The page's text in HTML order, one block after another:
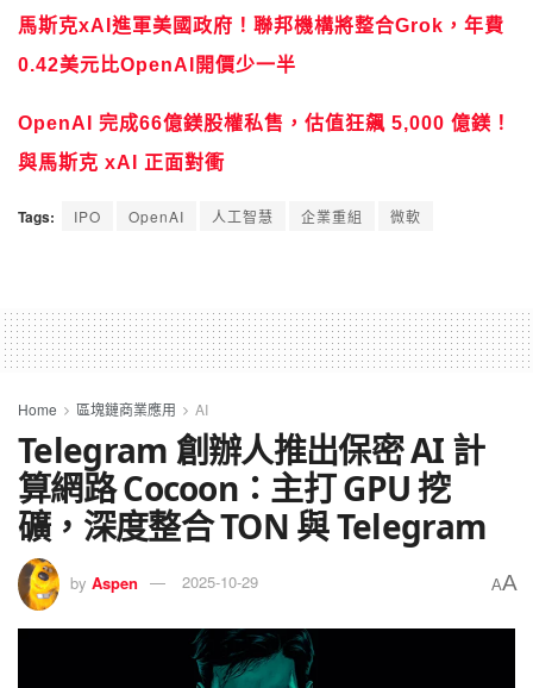
馬斯克xAI進軍美國政府！聯邦機構將整合Grok，年費
0.42美元比OpenAI開價少一半
OpenAI 完成66億鎂股權私售，估值狂飆 5,000 億鎂！
與馬斯克 xAI 正面對衝
Tags: IPO OpenAI 人工智慧 企業重組 微軟
Home 區塊鏈商業應用 AI
Telegram 創辦人推出保密 AI 計
算網路 Cocoon：主打 GPU 挖
礦，深度整合 TON 與 Telegram
by Aspen 2025-10-29 AA